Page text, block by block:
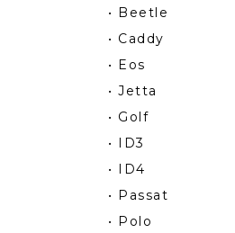
• Beetle
• Caddy
• Eos
• Jetta
• Golf
• ID3
• ID4
• Passat
• Polo